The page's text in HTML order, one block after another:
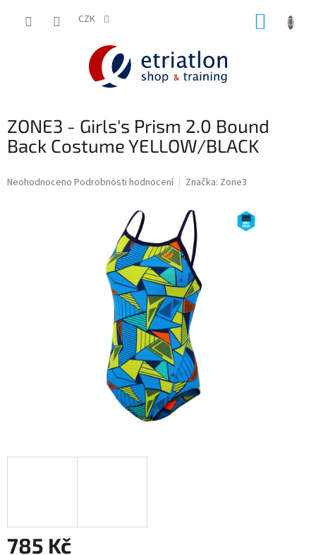
CZK
ZONE3 - Girls's Prism 2.0 Bound
Back Costume YELLOW/BLACK
Průměrné
Neohodnoceno Podrobnosti hodnocení Značka: Zone3
785 Kč
shop.etriatlon.cz - Chat